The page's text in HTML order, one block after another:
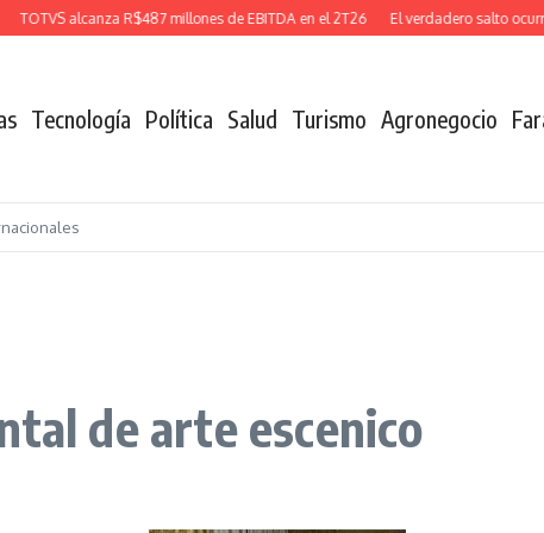
TOTVS alcanza R$487 millones de EBITDA en el 2T26 El verdadero salto ocurre
Tecnología Política Salud Turismo Agronegocio
de arte escenico